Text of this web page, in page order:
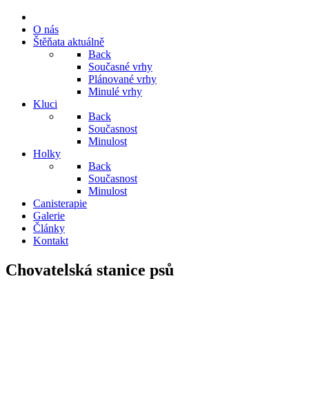
O nás
Štěňata aktuálně
Back
Současné vrhy
Plánované vrhy
Minulé vrhy
Kluci
Back
Současnost
Minulost
Holky
Back
Současnost
Minulost
Canisterapie
Galerie
Články
Kontakt
Chovatelská stanice psů